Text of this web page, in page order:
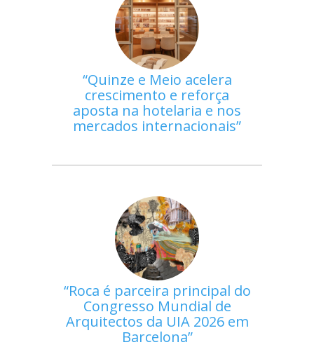
Quinze e Meio acelera
crescimento e reforça
aposta na hotelaria e nos
mercados internacionais
Roca é parceira principal do
Congresso Mundial de
Arquitectos da UIA 2026 em
Barcelona